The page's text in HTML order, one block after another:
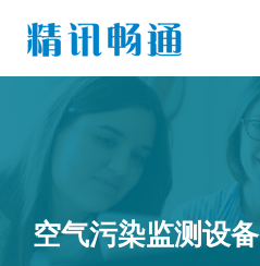
空气污染监测设备